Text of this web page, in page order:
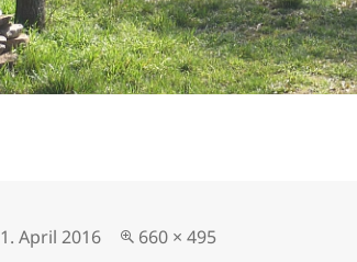
Veröffentlicht
1. April 2016 Originalgröße
660 × 495